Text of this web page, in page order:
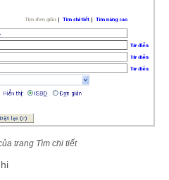
trang Tìm chi tiết